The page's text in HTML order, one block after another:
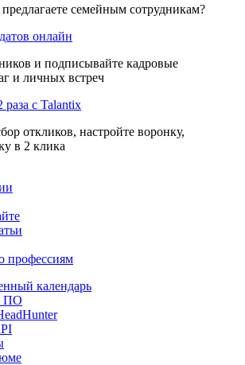
семейным сотрудникам?
онлайн
и подписывайте кадровые
и личных встреч
раза с Talantix
откликов, настройте воронку,
в 2 клика
профессиям
календарь
ПО